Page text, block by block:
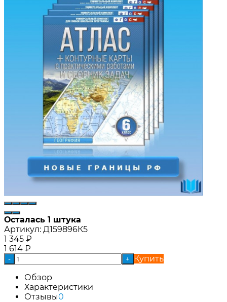
Осталась 1 штука
Артикул: Д159896К5
1 345 ₽
1 614 ₽
- +
Купить
Обзор
Характеристики
Отзывы0